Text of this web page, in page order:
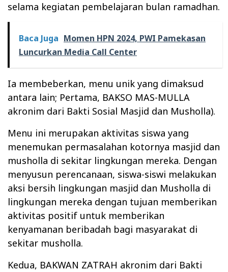
selama kegiatan pembelajaran bulan ramadhan.
Baca Juga Momen HPN 2024, PWI Pamekasan
Luncurkan Media Call Center
Ia membeberkan, menu unik yang dimaksud
antara lain; Pertama, BAKSO MAS-MULLA
akronim dari Bakti Sosial Masjid dan Musholla).
Menu ini merupakan aktivitas siswa yang
menemukan permasalahan kotornya masjid dan
musholla di sekitar lingkungan mereka. Dengan
menyusun perencanaan, siswa-siswi melakukan
aksi bersih lingkungan masjid dan Musholla di
lingkungan mereka dengan tujuan memberikan
aktivitas positif untuk memberikan
kenyamanan beribadah bagi masyarakat di
sekitar musholla.
Kedua, BAKWAN ZATRAH akronim dari Bakti